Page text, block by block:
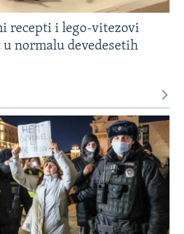
recepti i lego-vitezovi
normalu devedesetih